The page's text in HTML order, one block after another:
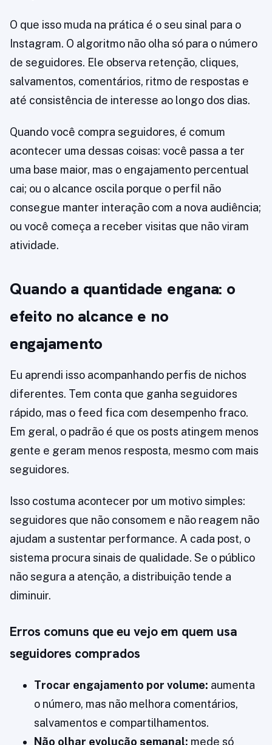
O que isso muda na prática é o seu sinal para o
Instagram. O algoritmo não olha só para o número
de seguidores. Ele observa retenção, cliques,
salvamentos, comentários, ritmo de respostas e
até consistência de interesse ao longo dos dias.
Quando você compra seguidores, é comum
acontecer uma dessas coisas: você passa a ter
uma base maior, mas o engajamento percentual
cai; ou o alcance oscila porque o perfil não
consegue manter interação com a nova audiência;
ou você começa a receber visitas que não viram
atividade.
Quando a quantidade engana: o
efeito no alcance e no
engajamento
Eu aprendi isso acompanhando perfis de nichos
diferentes. Tem conta que ganha seguidores
rápido, mas o feed fica com desempenho fraco.
Em geral, o padrão é que os posts atingem menos
gente e geram menos resposta, mesmo com mais
seguidores.
Isso costuma acontecer por um motivo simples:
seguidores que não consomem e não reagem não
ajudam a sustentar performance. A cada post, o
sistema procura sinais de qualidade. Se o público
não segura a atenção, a distribuição tende a
diminuir.
Erros comuns que eu vejo em quem usa
seguidores comprados
Trocar engajamento por volume: aumenta
o número, mas não melhora comentários,
salvamentos e compartilhamentos.
Não olhar evolução semanal: mede só